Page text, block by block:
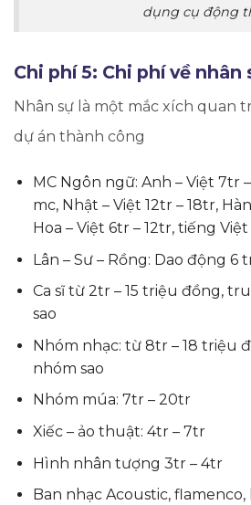
dụng cụ động
​Chi phí 5: Chi phí về nhân
Nhân sự là một mắc xích quan
dự án thành công
​MC Ngôn ngữ: Anh – Việt 7tr
mc, Nhật – Việt 12tr – 18tr,
Hoa – Việt 6tr – 12tr, tiếng
Lân – Sư – Rồng: Dao động 6
Ca sĩ từ 2tr – 15 triệu đồng,
sao
Nhóm nhạc: từ 8tr – 18 triệu
nhóm sao
Nhóm múa: 7tr – 20tr
Xiếc – ảo thuật: 4tr – 7tr
Hình nhân tượng 3tr – 4tr
Ban nhạc Acoustic,